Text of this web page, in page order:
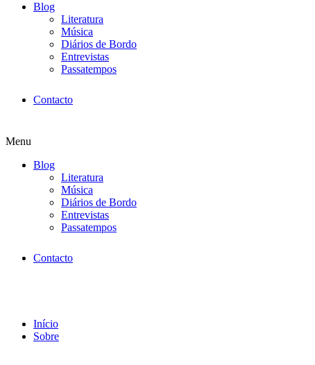
Blog
Literatura
Música
Diários de Bordo
Entrevistas
Passatempos
Contacto
Menu
Blog
Literatura
Música
Diários de Bordo
Entrevistas
Passatempos
Contacto
Início
Sobre